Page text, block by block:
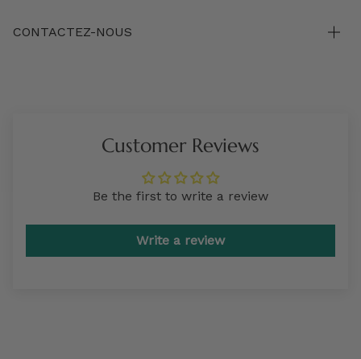
CONTACTEZ-NOUS
Customer Reviews
Be the first to write a review
Write a review